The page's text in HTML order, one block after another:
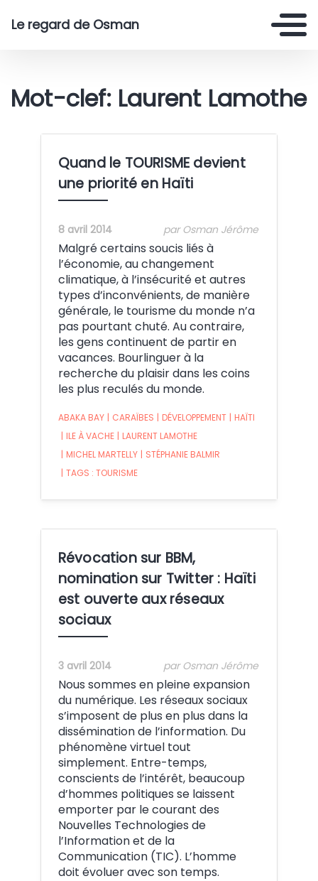
Le regard de Osman
Mot-clef: Laurent Lamothe
Quand le TOURISME devient
une priorité en Haïti
8 avril 2014 par Osman Jérôme
Malgré certains soucis liés à
l’économie, au changement
climatique, à l’insécurité et autres
types d’inconvénients, de manière
générale, le tourisme du monde n’a
pas pourtant chuté. Au contraire,
les gens continuent de partir en
vacances. Bourlinguer à la
recherche du plaisir dans les coins
les plus reculés du monde.
ABAKA BAY | CARAÏBES | DÉVELOPPEMENT | HAÏTI
| ILE À VACHE | LAURENT LAMOTHE
| MICHEL MARTELLY | STÉPHANIE BALMIR
| TAGS : TOURISME
Révocation sur BBM,
nomination sur Twitter : Haïti
est ouverte aux réseaux
sociaux
3 avril 2014 par Osman Jérôme
Nous sommes en pleine expansion
du numérique. Les réseaux sociaux
s’imposent de plus en plus dans la
dissémination de l’information. Du
phénomène virtuel tout
simplement. Entre-temps,
conscients de l’intérêt, beaucoup
d’hommes politiques se laissent
emporter par le courant des
Nouvelles Technologies de
l’Information et de la
Communication (TIC). L’homme
doit évoluer avec son temps.